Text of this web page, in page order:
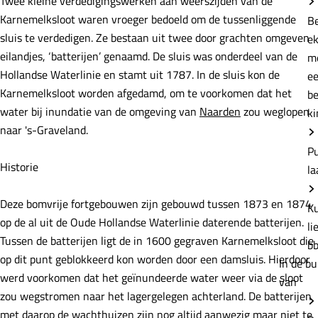
In de
van
op de al uit de Oude Hollandse Waterlinie daterende batterijen.
Tussen de batterijen ligt de in 1600 gegraven Karnemelksloot die
op dit punt geblokkeerd kon worden door een damsluis. Hierdoor
werd voorkomen dat het geïnundeerde water weer via de sloot
zou wegstromen naar het lagergelegen achterland. De batterijen
met daarop de wachthuizen zijn nog altijd aanwezig maar niet te
bezoeken.
o
n
t
a
c
t
Verlengde Fortlaan 116
1411 EA Naarden
Plan je routen
a
a
r
B
Routen
a
a